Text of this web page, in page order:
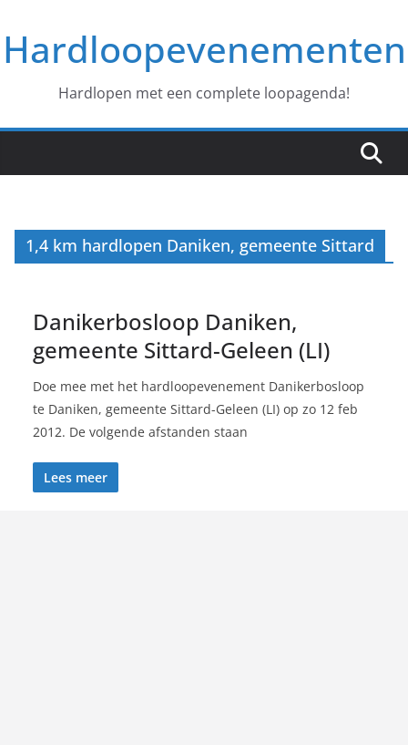
naar
deHardloopevenementen
Hardlopen met een complete loopagenda!
1,4 km hardlopen Daniken, gemeente Sittard
Danikerbosloop Daniken,
gemeente Sittard-Geleen (LI)
Doe mee met het hardloopevenement Danikerbosloop
te Daniken, gemeente Sittard-Geleen (LI) op zo 12 feb
2012. De volgende afstanden staan
Lees meer